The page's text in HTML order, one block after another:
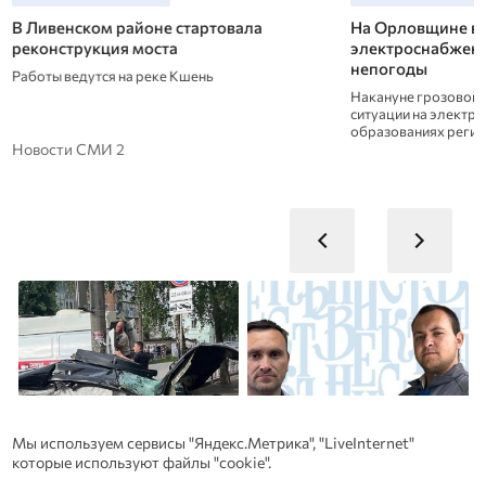
В Ливенском районе стартовала
реконструкция моста
Работы ведутся на реке Кшень
На Орловщине
непогоды
Накануне грозовой
ситуации на
образованиях
Новости СМИ 2
Мы используем сервисы "Яндекс.Метрика", "LiveInternet"
которые используют файлы "cookie".